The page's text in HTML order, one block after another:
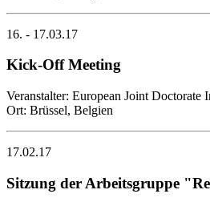
16. - 17.03.17
Kick-Off Meeting
Veranstalter: European Joint Doctorate
Ort: Brüssel, Belgien
17.02.17
Sitzung der Arbeitsgruppe